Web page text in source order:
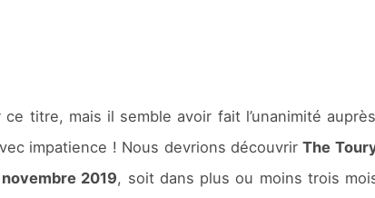
titre, mais il semble avoir fait l’unanimité
impatience ! Nous devrions découvrirThe
novembre 2019, soit dans plus ou moins trois